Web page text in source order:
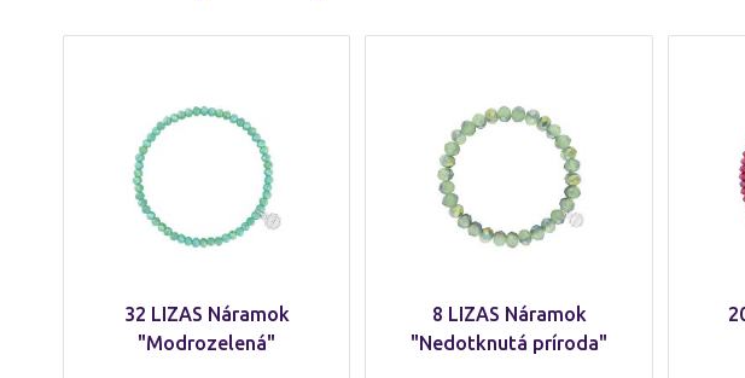
32 LIZAS Náramok
"Modrozelená"
8 LIZAS Náramok
"Nedotknutá príroda"